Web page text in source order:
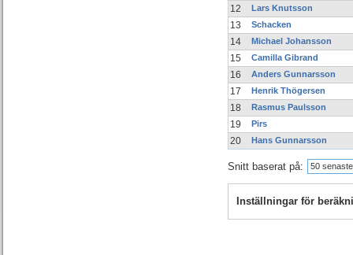
12 Lars Knutsson
13 Schacken
14 Michael Johansson
15 Camilla Gibrand
16 Anders Gunnarsson
17 Henrik Thögersen
18 Rasmus Paulsson
19 Pirs
20 Hans Gunnarsson
Snitt baserat på: 50
Inställningar för